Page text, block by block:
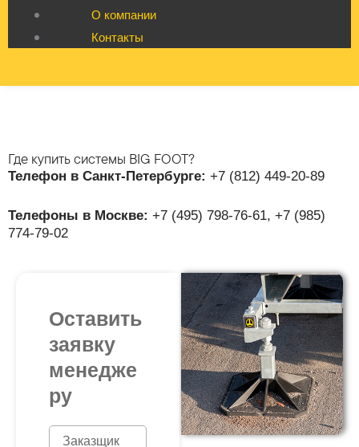
О компании
Контакты
Где купить системы BIG FOOT?
Телефон в Санкт-Петербурге: +7 (812) 449-20-89
Телефоны в Москве: +7 (495) 798-76-61, +7 (985)
774-79-02
Оставить
заявку
менедже
ру
N